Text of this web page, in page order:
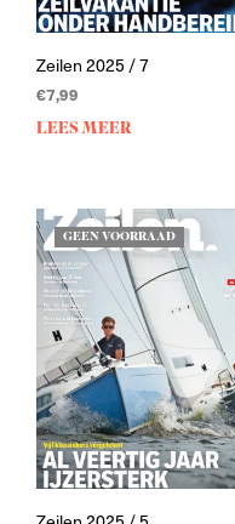
Zeilen 2025 / 7
€7,99
LEES MEER
GEEN VOORRAAD